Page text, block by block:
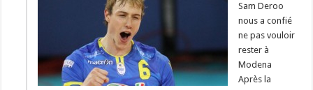
Sam Deroo
nous a confié
ne pas vouloir
rester à
Modena
Après la